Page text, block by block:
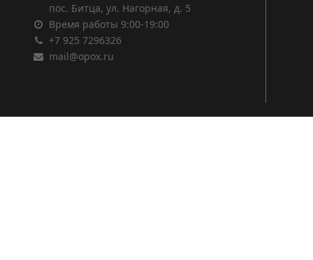
пос. Битца, ул. Нагорная, д. 5
Время работы 9:00-19:00
+7 925 7296326
mail@opox.ru